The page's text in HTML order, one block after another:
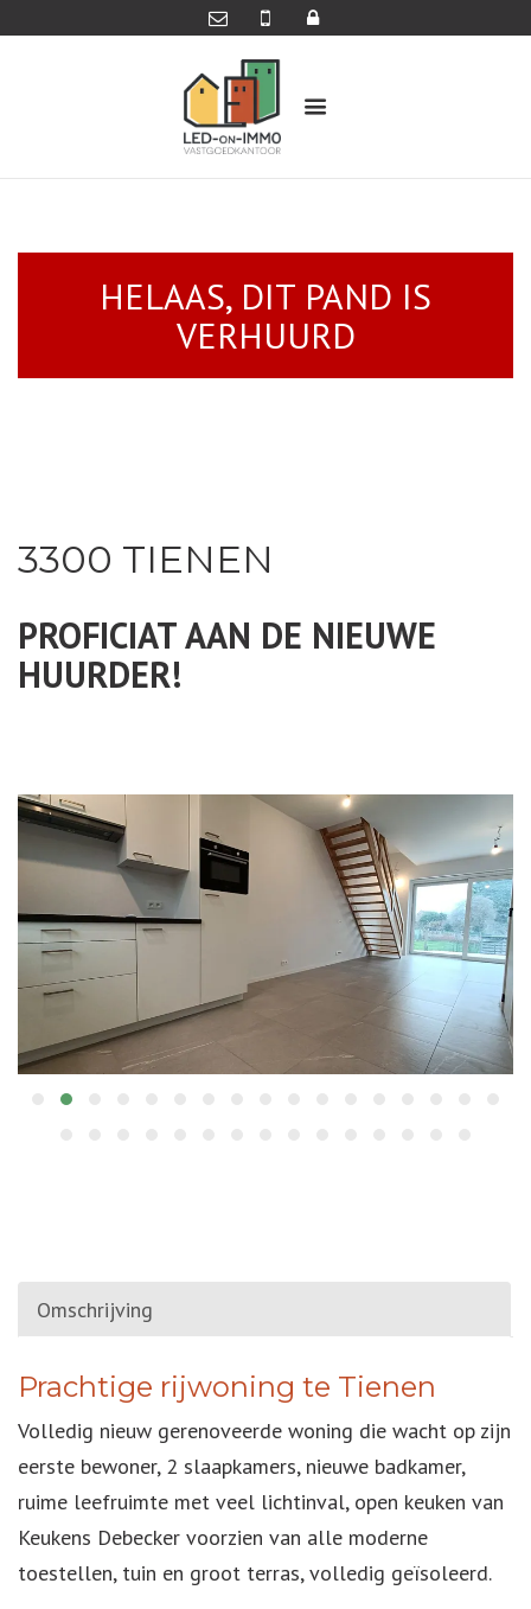
HELAAS, DIT PAND IS
VERHUURD
3300 TIENEN
PROFICIAT AAN DE NIEUWE
HUURDER!
Omschrijving
OMSCHRIJVING
Prachtige rijwoning te Tienen
Volledig nieuw gerenoveerde woning die wacht op zijn
eerste bewoner, 2 slaapkamers, nieuwe badkamer,
ruime leefruimte met veel lichtinval, open keuken van
Keukens Debecker voorzien van alle moderne
toestellen, tuin en groot terras, volledig geïsoleerd.